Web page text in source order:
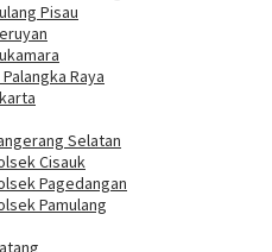
Pisau
Raya
Selatan
Cisauk
Pagedangan
Pamulang